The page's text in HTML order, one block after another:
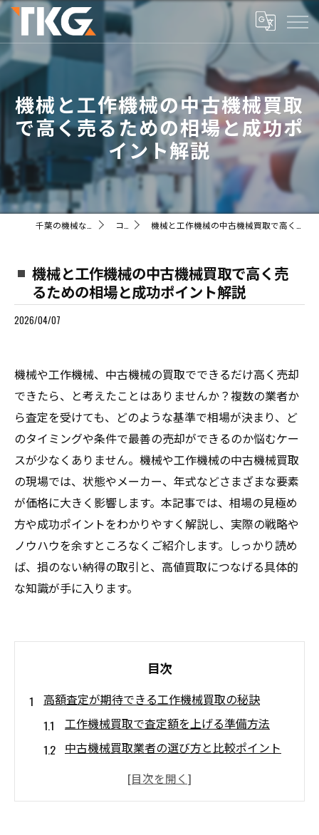
機械と工作機械の中古機械買取
で高く売るための相場と成功ポ
イント解説
コラム 機械と工作機械の中古機械買取で高く売るための相場と成功ポイント解説
機械と工作機械の中古機械買取で高く売
るための相場と成功ポイント解説
2026/04/07
機械や工作機械、中古機械の買取でできるだけ高く売却
できたら、と考えたことはありませんか？複数の業者か
ら査定を受けても、どのような基準で相場が決まり、ど
のタイミングや条件で最善の売却ができるのか悩むケー
スが少なくありません。機械や工作機械の中古機械買取
の現場では、状態やメーカー、年式などさまざまな要素
が価格に大きく影響します。本記事では、相場の見極め
方や成功ポイントをわかりやすく解説し、実際の戦略や
ノウハウを余すところなくご紹介します。しっかり読め
ば、損のない納得の取引と、高値買取につなげる具体的
な知識が手に入ります。
目次
高額査定が期待できる工作機械買取の秘訣
工作機械買取で査定額を上げる準備方法
中古機械買取業者の選び方と比較ポイント
高額査定につながる機械の整備と清掃